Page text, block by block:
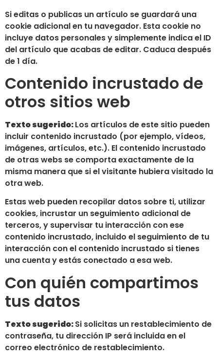
Si editas o publicas un artículo se guardará una
cookie adicional en tu navegador. Esta cookie no
incluye datos personales y simplemente indica el ID
del artículo que acabas de editar. Caduca después
de 1 día.
Contenido incrustado de
otros sitios web
Texto sugerido:Los artículos de este sitio pueden
incluir contenido incrustado (por ejemplo, vídeos,
imágenes, artículos, etc.). El contenido incrustado
de otras webs se comporta exactamente de la
misma manera que si el visitante hubiera visitado la
otra web.
Estas web pueden recopilar datos sobre ti, utilizar
cookies, incrustar un seguimiento adicional de
terceros, y supervisar tu interacción con ese
contenido incrustado, incluido el seguimiento de tu
interacción con el contenido incrustado si tienes
una cuenta y estás conectado a esa web.
Con quién compartimos
tus datos
Texto sugerido:Si solicitas un restablecimiento de
contraseña, tu dirección IP será incluida en el
correo electrónico de restablecimiento.